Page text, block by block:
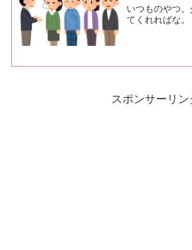
いつものやつ
てくれればな。
スポンサーリン